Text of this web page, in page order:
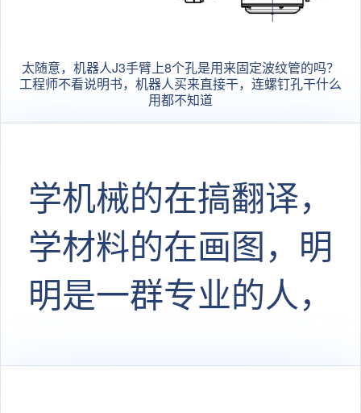
太随意，机器人J3手臂上8个孔是用来固定波纹管的吗？
工程师不看说明书，机器人买来直接干，连螺钉孔干什么
用都不知道
学机械的在搞翻译，
学材料的在画图，明
明是一群专业的人，